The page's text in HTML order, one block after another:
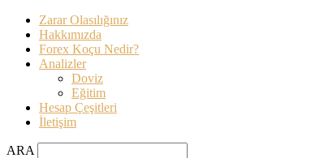
Zarar Olasılığınız
Hakkımızda
Forex Koçu Nedir?
Analizler
Doviz
Eğitim
Hesap Çeşitleri
İletişim
ARA